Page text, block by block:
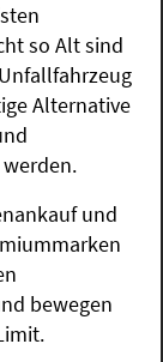
so Alt sind
Alternative
und
bewegen